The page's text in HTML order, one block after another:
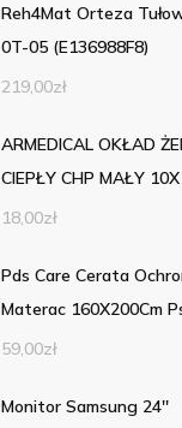
Reh4Mat Orteza
0T-05 (E136988F8)
219,00zł
ARMEDICAL OKŁAD
CIEPŁY CHP MAŁY
18,00zł
Pds Care Cerata
Materac 160X200Cm
59,00zł
Monitor Samsung 24''